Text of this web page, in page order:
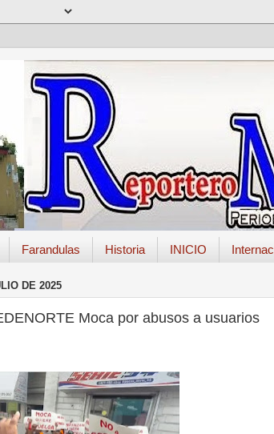
Farandulas Historia INICIO
DE 2025
Moca por abusos a usuarios